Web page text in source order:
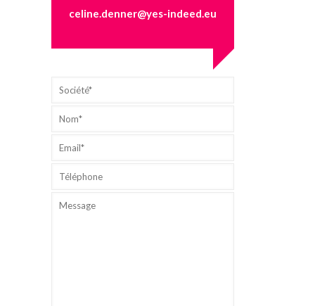
celine.denner@yes-indeed.eu